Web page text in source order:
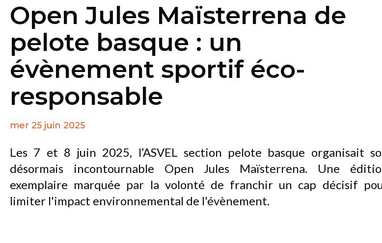
Open Jules Maïsterrena de
pelote basque : un
évènement sportif éco-
responsable
mer 25 juin 2025
Les 7 et 8 juin 2025, l’ASVEL section pelote basque organisait
désormais incontournable Open Jules Maïsterrena. Une
exemplaire marquée par la volonté de franchir un cap décisif
limiter l'impact environnemental de l'évènement.